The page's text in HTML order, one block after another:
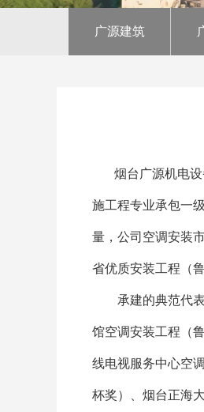
广源建筑
烟台广源机电设
施工程专业承包一
量，公司空调安装
省优质安装工程（
承建的典范代表
馆空调安装工程（
线电视服务中心空
杯奖）、烟台正海